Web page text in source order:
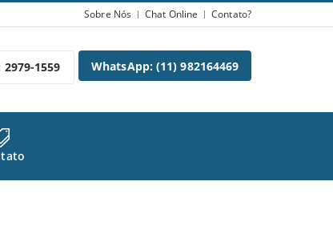
Sobre Nós Chat Online Contato?
1559 WhatsApp: (11) 982164469